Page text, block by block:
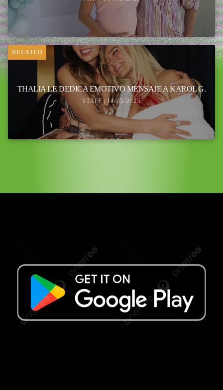
RELATED
THALIA LE DEDICA EMOTIVO MENSAJE A KAROL G.
STAFF | 14/05/2025